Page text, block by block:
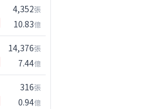
4,352張
10.83億
14,376張
7.44億
316張
0.94億